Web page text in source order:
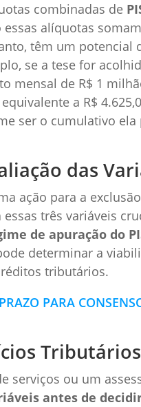
combinadas de
alíquotas
têm um potencial
se a tese for
mensal de R$ 1
a R$
ser o cumulativo
das
ação para a
essas três variáveis
de apuração do
determinar a
tributários.
PARA
Tributários
serviços ou um
antes de